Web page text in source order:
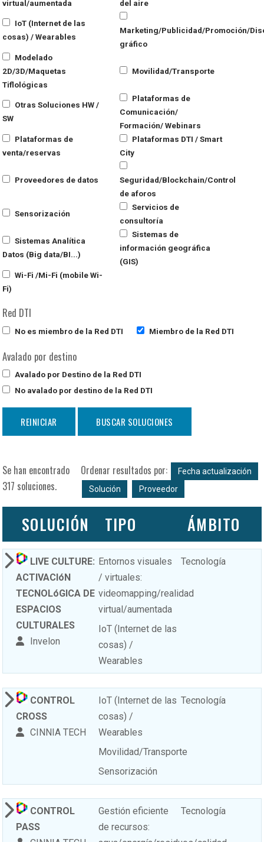
virtual/aumentada
del aire
IoT (Internet de las
cosas) / Wearables
Marketing/Publicidad/Promoción/
gráfico
Modelado
2D/3D/Maquetas
Tiflológicas
Movilidad/Transporte
Otras Soluciones HW /
SW
Plataformas de
Comunicación/
Formación/ Webinars
Plataformas de
venta/reservas
Plataformas DTI / Smart
City
Proveedores de datos
Seguridad/Blockchain/Control
de aforos
Sensorización
Servicios de
consultoría
Sistemas Analítica
Datos (Big data/BI...)
Sistemas de
información geográfica
(GIS)
Wi-Fi /Mi-Fi (mobile Wi-
Fi)
Red DTI
No es miembro de la Red DTI Miembro de la Red DTI
Avalado por destino
Avalado por Destino de la Red DTI
No avalado por destino de la Red DTI
Se han encontrado
317 soluciones.
Ordenar resultados por:
Fecha actualización
Solución
Proveedor
SOLUCIÓN TIPO ÁMBITO
LIVE CULTURE:
ACTIVACIóN
TECNOLóGICA DE
ESPACIOS
CULTURALES
Invelon
Entornos visuales
/ virtuales:
videomapping/realidad
virtual/aumentada
IoT (Internet de las
cosas) /
Wearables
Tecnología
CONTROL
CROSS
CINNIA TECH
IoT (Internet de las
cosas) /
Wearables
Movilidad/Transporte
Sensorización
Tecnología
CONTROL
PASS
Gestión eficiente
de recursos:
Tecnología